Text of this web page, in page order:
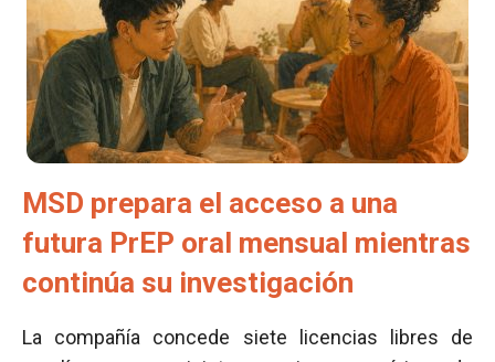
MSD prepara el acceso a una
futura PrEP oral mensual mientras
continúa su investigación
La compañía concede siete licencias libres de